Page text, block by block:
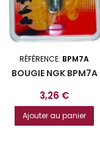
RÉFÉRENCE: BPM7A
BOUGIE NGK BPM7A
Prix
3,26 €
Ajouter au panier